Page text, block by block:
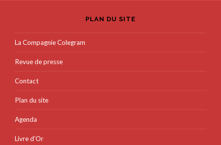
PLAN DU SITE
La Compagnie Colegram
Revue de presse
Contact
Plan du site
Agenda
Livre d’Or